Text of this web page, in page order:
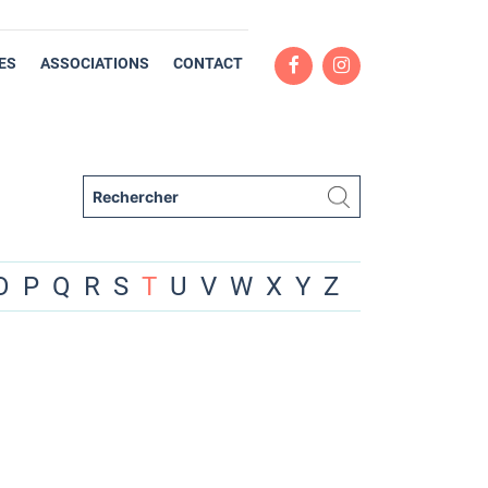
ASSOCIATIONS CONTACT
P Q R S T U V W X Y Z